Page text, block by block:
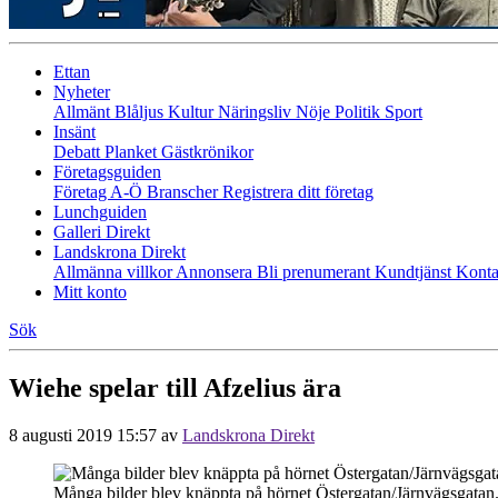
Ettan
Nyheter
Allmänt Blåljus KulturNäringsliv Nöje Politik Sport
Insänt
Debatt Planket Gästkrönikor
Företagsguiden
Företag A-Ö BranscherRegistrera ditt företag
Lunchguiden
Galleri Direkt
Landskrona Direkt
Allmänna villkorAnnonsera Bli prenumerant Kundtjänst
Mitt konto
Sök
Wiehe spelar till Afzelius ära
8 augusti 2019 15:57 av Landskrona Direkt
Många bilder blev knäppta på hörnet Östergatan/Järnvägsgatan.